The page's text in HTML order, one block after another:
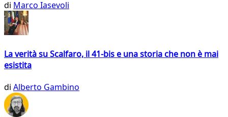
di Marco Iasevoli
La verità su Scalfaro, il 41-bis e una storia che non è mai
esistita
di Alberto Gambino